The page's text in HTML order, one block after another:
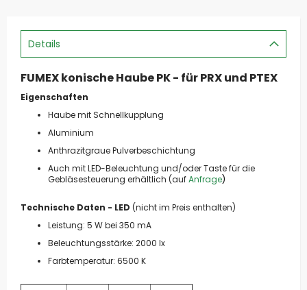
Details
FUMEX konische Haube PK - für PRX und PTEX
Eigenschaften
Haube mit Schnellkupplung
Aluminium
Anthrazitgraue Pulverbeschichtung
Auch mit LED-Beleuchtung und/oder Taste für die
Gebläsesteuerung erhältlich (aufAnfrage)
Technische Daten - LED (nicht im Preis enthalten)
Leistung: 5 W bei 350 mA
Beleuchtungsstärke: 2000 lx
Farbtemperatur: 6500 K